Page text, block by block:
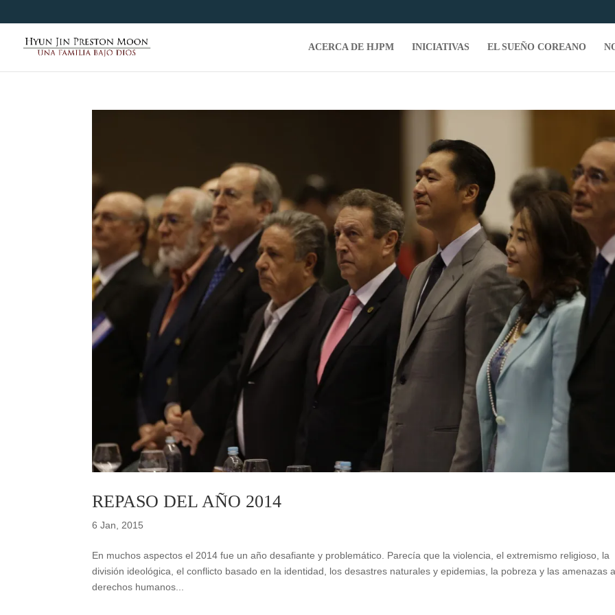
ACERCA DE HJPM INICIATIVAS EL SUEÑO COREANO
REPASO DEL AÑO 2014
6 Jan, 2015
En muchos aspectos el 2014 fue un año desafiante y problemático. Parecía que la violencia, el extremismo religioso, la
división ideológica, el conflicto basado en la identidad, los desastres naturales y epidemias, la pobreza y las amenazas
derechos humanos...